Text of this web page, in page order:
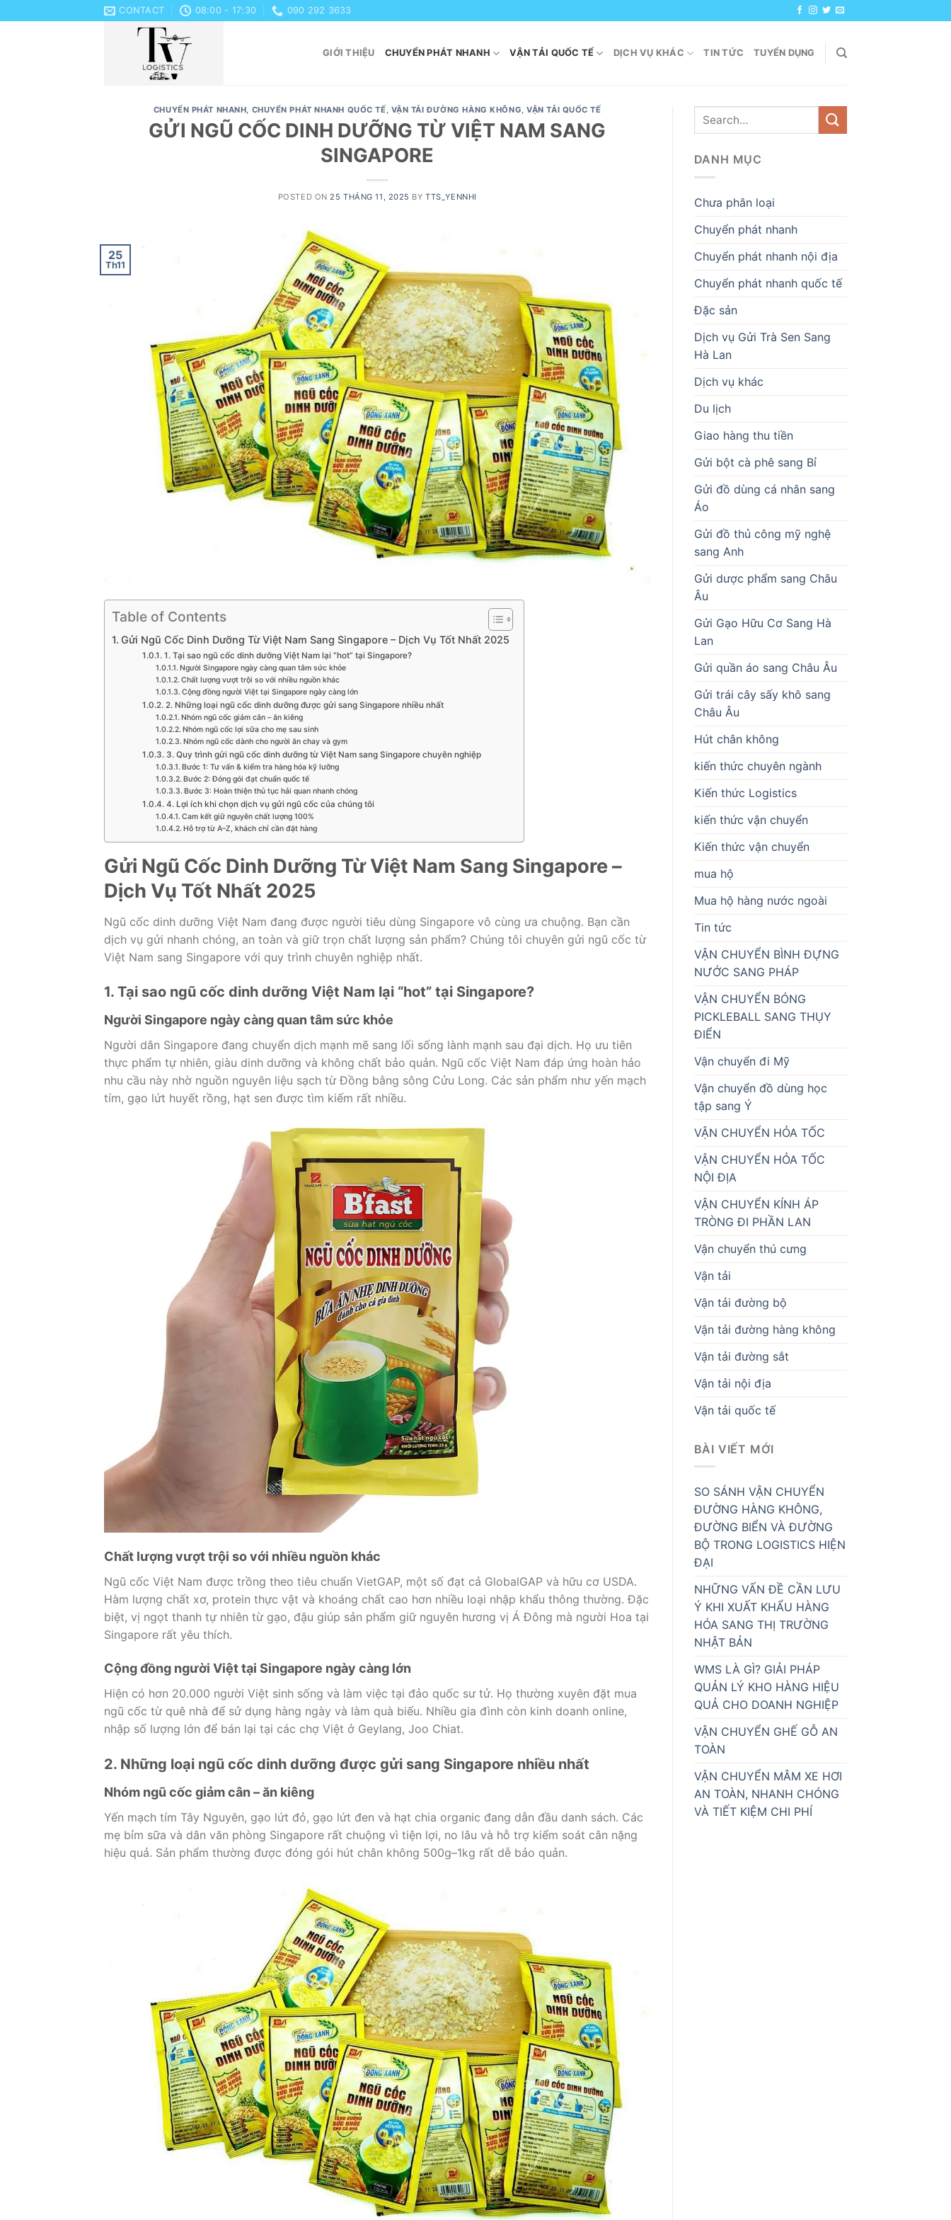
to
CONTACT 08:00 - 17:30 090 292 3633
GIỚI THIỆU CHUYỂN PHÁT NHANH VẬN TẢI QUỐC TẾ DỊCH VỤ KHÁC TIN TỨC TUYỂN DỤNG
CHUYỂN PHÁT NHANH, CHUYỂN PHÁT NHANH QUỐC TẾ, VẬN TẢI ĐƯỜNG HÀNG KHÔNG,VẬN TẢI QUỐC TẾ
GỬI NGŨ CỐC DINH DƯỠNG TỪ VIỆT NAM SANG
SINGAPORE
POSTED ON 25 THÁNG 11, 2025 BYTTS_YENNHI
25
Th11
Table of Contents
Gửi Ngũ Cốc Dinh Dưỡng Từ Việt Nam Sang Singapore – Dịch Vụ Tốt Nhất 2025
1. Tại sao ngũ cốc dinh dưỡng Việt Nam lại “hot” tại Singapore?
Người Singapore ngày càng quan tâm sức khỏe
Chất lượng vượt trội so với nhiều nguồn khác
Cộng đồng người Việt tại Singapore ngày càng lớn
2. Những loại ngũ cốc dinh dưỡng được gửi sang Singapore nhiều nhất
Nhóm ngũ cốc giảm cân – ăn kiêng
Nhóm ngũ cốc lợi sữa cho mẹ sau sinh
Nhóm ngũ cốc dành cho người ăn chay và gym
3. Quy trình gửi ngũ cốc dinh dưỡng từ Việt Nam sang Singapore chuyên nghiệp
Bước 1: Tư vấn & kiểm tra hàng hóa kỹ lưỡng
Bước 2: Đóng gói đạt chuẩn quốc tế
Bước 3: Hoàn thiện thủ tục hải quan nhanh chóng
4. Lợi ích khi chọn dịch vụ gửi ngũ cốc của chúng tôi
Cam kết giữ nguyên chất lượng 100%
Hỗ trợ từ A–Z, khách chỉ cần đặt hàng
Gửi Ngũ Cốc Dinh Dưỡng Từ Việt Nam Sang Singapore –
Dịch Vụ Tốt Nhất 2025
Ngũ cốc dinh dưỡng Việt Nam đang được người tiêu dùng Singapore vô cùng ưa chuộng. Bạn cần
dịch vụ gửi nhanh chóng, an toàn và giữ trọn chất lượng sản phẩm? Chúng tôi chuyên gửi ngũ cốc từ
Việt Nam sang Singapore với quy trình chuyên nghiệp nhất.
1. Tại sao ngũ cốc dinh dưỡng Việt Nam lại “hot” tại Singapore?
Người Singapore ngày càng quan tâm sức khỏe
Người dân Singapore đang chuyển dịch mạnh mẽ sang lối sống lành mạnh sau đại dịch. Họ ưu tiên
thực phẩm tự nhiên, giàu dinh dưỡng và không chất bảo quản. Ngũ cốc Việt Nam đáp ứng hoàn hảo
nhu cầu này nhờ nguồn nguyên liệu sạch từ Đồng bằng sông Cửu Long. Các sản phẩm như yến mạch
tím, gạo lứt huyết rồng, hạt sen được tìm kiếm rất nhiều.
Chất lượng vượt trội so với nhiều nguồn khác
Ngũ cốc Việt Nam được trồng theo tiêu chuẩn VietGAP, một số đạt cả GlobalGAP và hữu cơ USDA.
Hàm lượng chất xơ, protein thực vật và khoáng chất cao hơn nhiều loại nhập khẩu thông thường. Đặc
biệt, vị ngọt thanh tự nhiên từ gạo, đậu giúp sản phẩm giữ nguyên hương vị Á Đông mà người Hoa tại
Singapore rất yêu thích.
Cộng đồng người Việt tại Singapore ngày càng lớn
Hiện có hơn 20.000 người Việt sinh sống và làm việc tại đảo quốc sư tử. Họ thường xuyên đặt mua
ngũ cốc từ quê nhà để sử dụng hàng ngày và làm quà biếu. Nhiều gia đình còn kinh doanh online,
nhập số lượng lớn để bán lại tại các chợ Việt ở Geylang, Joo Chiat.
2. Những loại ngũ cốc dinh dưỡng được gửi sang Singapore nhiều nhất
Nhóm ngũ cốc giảm cân – ăn kiêng
Yến mạch tím Tây Nguyên, gạo lứt đỏ, gạo lứt đen và hạt chia organic đang dẫn đầu danh sách. Các
mẹ bỉm sữa và dân văn phòng Singapore rất chuộng vì tiện lợi, no lâu và hỗ trợ kiểm soát cân nặng
hiệu quả. Sản phẩm thường được đóng gói hút chân không 500g–1kg rất dễ bảo quản.
DANH MỤC
Chưa phân loại
Chuyển phát nhanh
Chuyển phát nhanh nội địa
Chuyển phát nhanh quốc tế
Đặc sản
Dịch vụ Gửi Trà Sen Sang
Hà Lan
Dịch vụ khác
Du lịch
Giao hàng thu tiền
Gửi bột cà phê sang Bỉ
Gửi đồ dùng cá nhân sang
Áo
Gửi đồ thủ công mỹ nghệ
sang Anh
Gửi dược phẩm sang Châu
Âu
Gửi Gạo Hữu Cơ Sang Hà
Lan
Gửi quần áo sang Châu Âu
Gửi trái cây sấy khô sang
Châu Âu
Hút chân không
kiến thức chuyên ngành
Kiến thức Logistics
kiến thức vận chuyển
Kiến thức vận chuyển
mua hộ
Mua hộ hàng nước ngoài
Tin tức
VẬN CHUYỂN BÌNH ĐỰNG
NƯỚC SANG PHÁP
VẬN CHUYỂN BÓNG
PICKLEBALL SANG THỤY
ĐIỂN
Vận chuyển đi Mỹ
Vận chuyển đồ dùng học
tập sang Ý
VẬN CHUYỂN HỎA TỐC
VẬN CHUYỂN HỎA TỐC
NỘI ĐỊA
VẬN CHUYỂN KÍNH ÁP
TRÒNG ĐI PHẦN LAN
Vận chuyển thú cưng
Vận tải
Vận tải đường bộ
Vận tải đường hàng không
Vận tải đường sắt
Vận tải nội địa
Vận tải quốc tế
BÀI VIẾT MỚI
SO SÁNH VẬN CHUYỂN
ĐƯỜNG HÀNG KHÔNG,
ĐƯỜNG BIỂN VÀ ĐƯỜNG
BỘ TRONG LOGISTICS HIỆN
ĐẠI
NHỮNG VẤN ĐỀ CẦN LƯU
Ý KHI XUẤT KHẨU HÀNG
HÓA SANG THỊ TRƯỜNG
NHẬT BẢN
WMS LÀ GÌ? GIẢI PHÁP
QUẢN LÝ KHO HÀNG HIỆU
QUẢ CHO DOANH NGHIỆP
VẬN CHUYỂN GHẾ GỖ AN
TOÀN
VẬN CHUYỂN MÂM XE HƠI
AN TOÀN, NHANH CHÓNG
VÀ TIẾT KIỆM CHI PHÍ